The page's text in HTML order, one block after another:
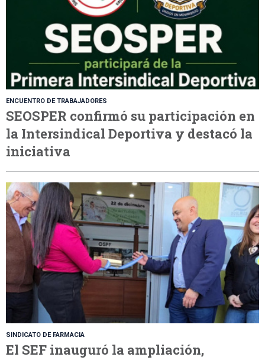
ENCUENTRO DE TRABAJADORES
SEOSPER confirmó su participación en
la Intersindical Deportiva y destacó la
iniciativa
SINDICATO DE FARMACIA
El SEF inauguró la ampliación,